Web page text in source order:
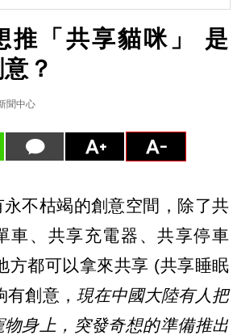
推「共享貓咪」 是
？
聞中心
不枯竭的創意空間，除了共
車、共享充電器、共享停車
都可以拿來共享 (共享睡眠
創意， 現在中國大陸有人把
身上，突發奇想的準備推出